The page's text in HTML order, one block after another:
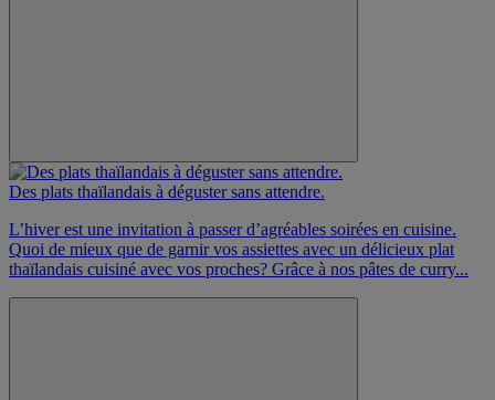
Des plats thaïlandais à déguster sans attendre.
L’hiver est une invitation à passer d’agréables soirées en cuisine.
Quoi de mieux que de garnir vos assiettes avec un délicieux plat
thaïlandais cuisiné avec vos proches? Grâce à nos pâtes de curry...